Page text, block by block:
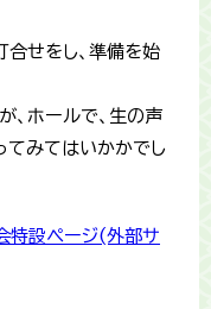
合せをし、準備を始
、ホールで、生の声
てみてはいかかでし
特設ページ(外部サ